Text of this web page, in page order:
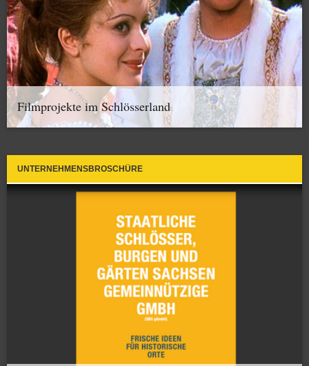
Filmprojekte im Schlösserland
UNTERNEHMENSBROSCHÜRE